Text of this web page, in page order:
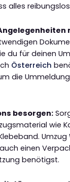
alles
du für deinen
Österreich
die
besorgen:
wie
Umzug
einen
benötigst.